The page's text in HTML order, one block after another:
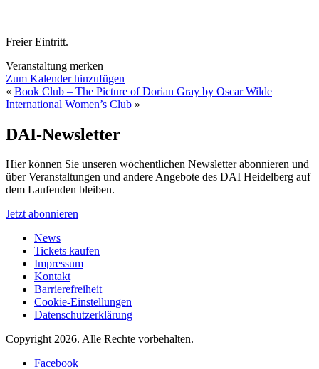
Freier Eintritt.
Veranstaltung merken
Zum Kalender hinzufügen
« Book Club – The Picture of Dorian Gray by Oscar Wilde
International Women’s Club »
DAI-Newsletter
Hier können Sie unseren wöchentlichen Newsletter abonnieren und
über Veranstaltungen und andere Angebote des DAI Heidelberg auf
dem Laufenden bleiben.
Jetzt abonnieren
News
Tickets kaufen
Impressum
Kontakt
Barrierefreiheit
Cookie-Einstellungen
Datenschutzerklärung
Copyright 2026. Alle Rechte vorbehalten.
Facebook